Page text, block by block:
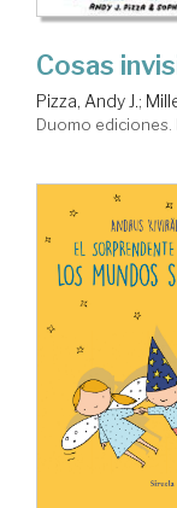
Cosas
Pizza, Andy J.;
Duomo